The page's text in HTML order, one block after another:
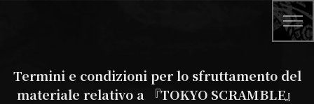
Termini e condizioni per lo sfruttamento del
materiale relativo a 『TOKYO SCRAMBLE』